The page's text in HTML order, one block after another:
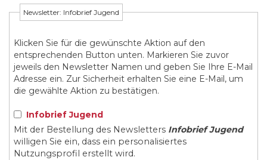
Newsletter: Infobrief Jugend
Klicken Sie für die gewünschte Aktion auf den
entsprechenden Button unten. Markieren Sie zuvor
jeweils den Newsletter Namen und geben Sie Ihre E-Mail
Adresse ein. Zur Sicherheit erhalten Sie eine E-Mail, um
die gewählte Aktion zu bestätigen.
Infobrief Jugend
Mit der Bestellung des Newsletters Infobrief Jugend
willigen Sie ein, dass ein personalisiertes
Nutzungsprofil erstellt wird.